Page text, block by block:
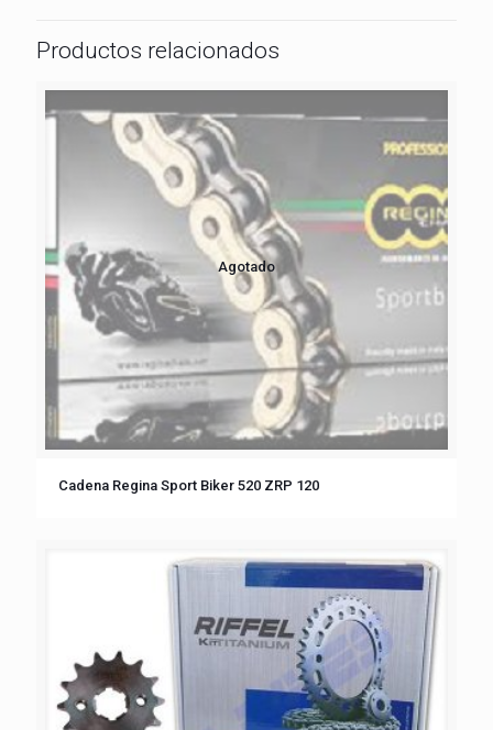
Productos relacionados
Agotado
Cadena Regina Sport Biker 520 ZRP 120